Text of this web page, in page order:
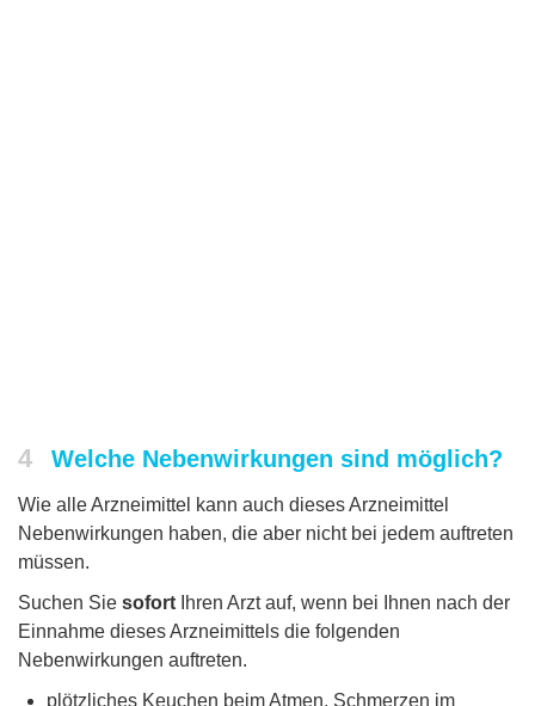
4 Welche Nebenwirkungen sind möglich?
Wie alle Arzneimittel kann auch dieses Arzneimittel
Nebenwirkungen haben, die aber nicht bei jedem auftreten
müssen.
Suchen Sie sofort Ihren Arzt auf, wenn bei Ihnen nach der
Einnahme dieses Arzneimittels die folgenden
Nebenwirkungen auftreten.
plötzliches Keuchen beim Atmen, Schmerzen im